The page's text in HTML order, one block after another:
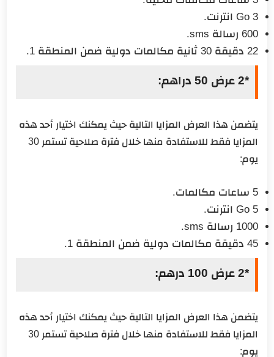
3 Go انترنت.
600 رسالة sms.
22 دقيقة 30 ثانية مكالمات دولية ضمن المنطقة 1.
*2 عرض 50 دراهم:
يتضمن هذا العرض المزايا التالية حيث يمكنك اختيار أحد هذه
المزايا فقط للاستفادة منها خلال فترة صلاحية تستمر 30
يوم:
5 ساعات مكالمات.
5 Go انترنت.
1000 رسالة sms.
45 دقيقة مكالمات دولية ضمن المنطقة 1.
*2 عرض 100 درهم:
يتضمن هذا العرض المزايا التالية حيث يمكنك اختيار أحد هذه
المزايا فقط للاستفادة منها خلال فترة صلاحية تستمر 30
يوم: